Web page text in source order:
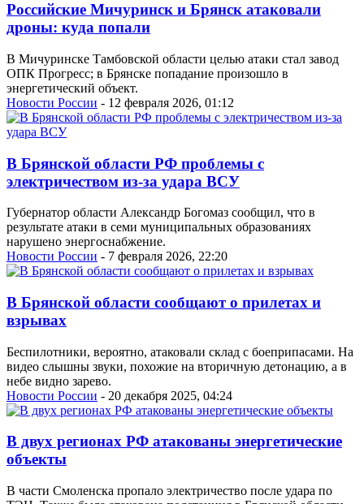
Российские Мичуринск и Брянск атаковали
дроны: куда попали
В Мичуринске Тамбовской области целью атаки стал завод
ОПК Прогресс; в Брянске попадание произошло в
энергетический объект.
Новости России - 12 февраля 2026, 01:12
В Брянской области РФ проблемы с
электричеством из-за удара ВСУ
Губернатор области Александр Богомаз сообщил, что в
результате атаки в семи муниципальных образованиях
нарушено энергоснабжение.
Новости России - 7 февраля 2026, 22:20
В Брянской области сообщают о прилетах и
взрывах
Беспилотники, вероятно, атаковали склад с боеприпасами. На
видео слышны звуки, похожие на вторичную детонацию, а в
небе видно зарево.
Новости России - 20 декабря 2025, 04:24
В двух регионах РФ атакованы энергетические
объекты
В части Смоленска пропало электричество после удара по